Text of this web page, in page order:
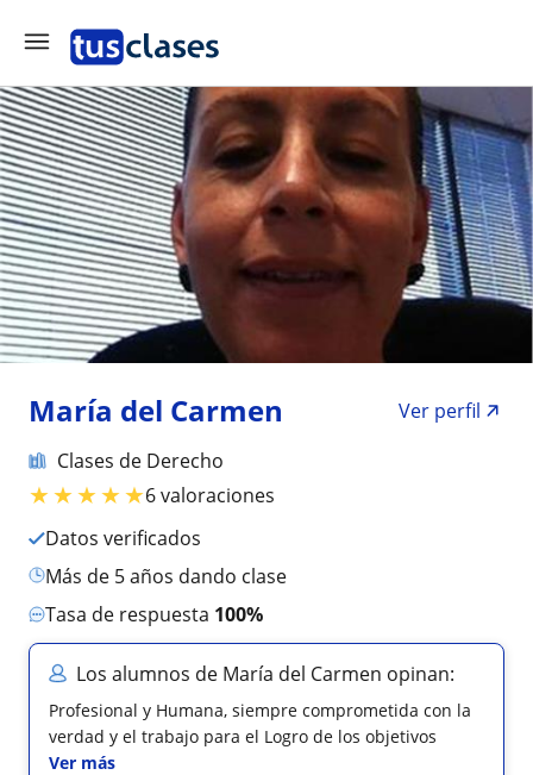
María del Carmen
Ver perfil
Clases de Derecho
★★★★★6 valoraciones
Datos verificados
más de 5 años dando clase
Tasa de respuesta 100%
Los alumnos de María del Carmen opinan:
Profesional y Humana, siempre comprometida con la
verdad y el trabajo para el Logro de los objetivos
Ver más